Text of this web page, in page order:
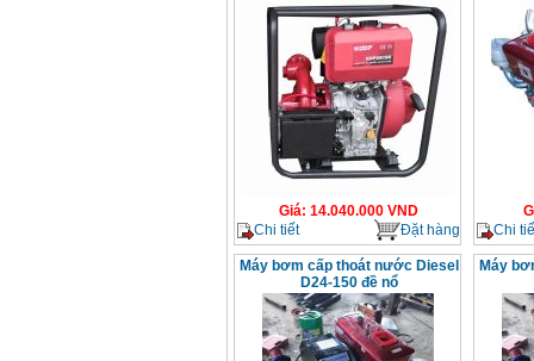
Giá: 14.040.000 VND
Chi tiết
Đặt hàng
Chi
Máy bơm cấp thoát nước Diesel
D24-150 đề nổ
Máy